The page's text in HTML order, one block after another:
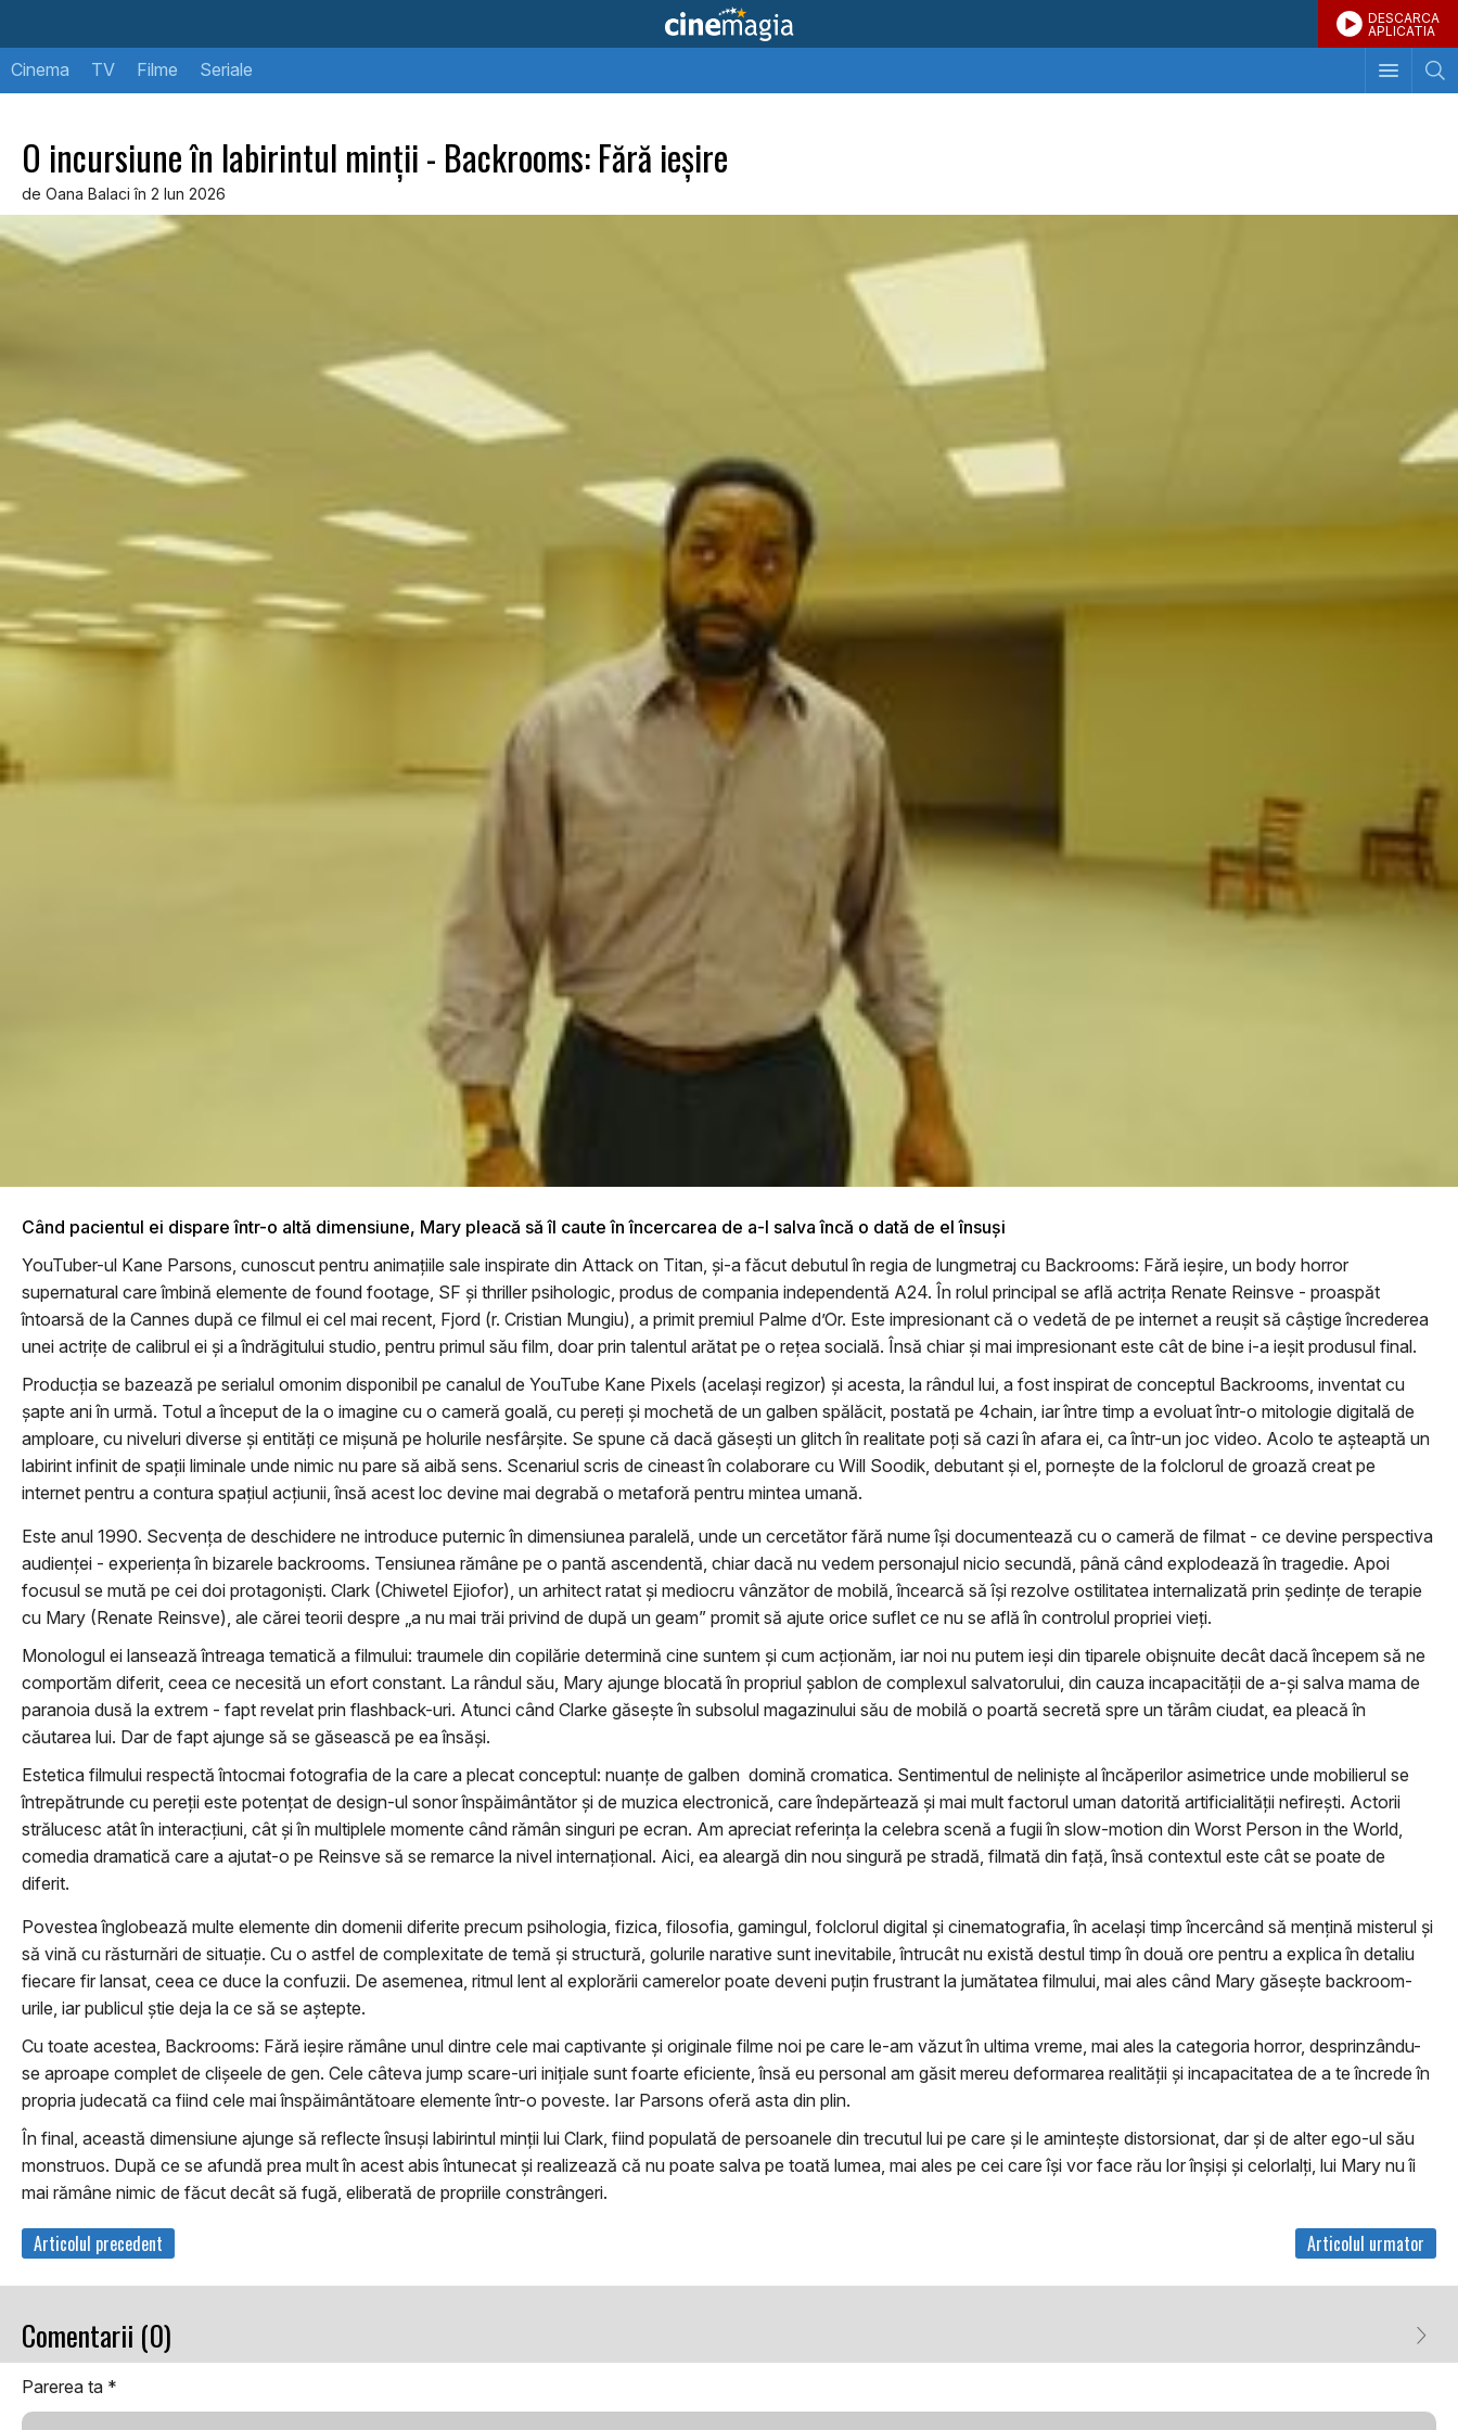
DESCARCA
APLICATIA
Cinema TV Filme Seriale
O incursiune în labirintul minții - Backrooms: Fără ieșire
de Oana Balaci în 2 Iun 2026
Când pacientul ei dispare într-o altă dimensiune, Mary pleacă să îl caute în încercarea de a-l salva încă o dată de el însuși
YouTuber-ul Kane Parsons, cunoscut pentru animațiile sale inspirate din Attack on Titan, și-a făcut debutul în regia de lungmetraj cu Backrooms: Fără ieșire, un body horror
supernatural care îmbină elemente de found footage, SF și thriller psihologic, produs de compania independentă A24. În rolul principal se află actrița Renate Reinsve - proaspăt
întoarsă de la Cannes după ce filmul ei cel mai recent, Fjord (r. Cristian Mungiu), a primit premiul Palme d’Or. Este impresionant că o vedetă de pe internet a reușit să câștige încrederea
unei actrițe de calibrul ei și a îndrăgitului studio, pentru primul său film, doar prin talentul arătat pe o rețea socială. Însă chiar și mai impresionant este cât de bine i-a ieșit produsul final.
Producția se bazează pe serialul omonim disponibil pe canalul de YouTube Kane Pixels (același regizor) și acesta, la rândul lui, a fost inspirat de conceptul Backrooms, inventat cu
șapte ani în urmă. Totul a început de la o imagine cu o cameră goală, cu pereți și mochetă de un galben spălăcit, postată pe 4chain, iar între timp a evoluat într-o mitologie digitală de
amploare, cu niveluri diverse și entități ce mișună pe holurile nesfârșite. Se spune că dacă găsești un glitch în realitate poți să cazi în afara ei, ca într-un joc video. Acolo te așteaptă un
labirint infinit de spații liminale unde nimic nu pare să aibă sens. Scenariul scris de cineast în colaborare cu Will Soodik, debutant și el, pornește de la folclorul de groază creat pe
internet pentru a contura spațiul acțiunii, însă acest loc devine mai degrabă o metaforă pentru mintea umană.
Este anul 1990. Secvența de deschidere ne introduce puternic în dimensiunea paralelă, unde un cercetător fără nume își documentează cu o cameră de filmat - ce devine perspectiva
audienței - experiența în bizarele backrooms. Tensiunea rămâne pe o pantă ascendentă, chiar dacă nu vedem personajul nicio secundă, până când explodează în tragedie. Apoi
focusul se mută pe cei doi protagoniști. Clark (Chiwetel Ejiofor), un arhitect ratat și mediocru vânzător de mobilă, încearcă să își rezolve ostilitatea internalizată prin ședințe de terapie
cu Mary (Renate Reinsve), ale cărei teorii despre „a nu mai trăi privind de după un geam” promit să ajute orice suflet ce nu se află în controlul propriei vieți.
Monologul ei lansează întreaga tematică a filmului: traumele din copilărie determină cine suntem și cum acționăm, iar noi nu putem ieși din tiparele obișnuite decât dacă începem să ne
comportăm diferit, ceea ce necesită un efort constant. La rândul său, Mary ajunge blocată în propriul șablon de complexul salvatorului, din cauza incapacității de a-și salva mama de
paranoia dusă la extrem - fapt revelat prin flashback-uri. Atunci când Clarke găsește în subsolul magazinului său de mobilă o poartă secretă spre un tărâm ciudat, ea pleacă în
căutarea lui. Dar de fapt ajunge să se găsească pe ea însăși.
Estetica filmului respectă întocmai fotografia de la care a plecat conceptul: nuanțe de galben domină cromatica. Sentimentul de neliniște al încăperilor asimetrice unde mobilierul se
întrepătrunde cu pereții este potențat de design-ul sonor înspăimântător și de muzica electronică, care îndepărtează și mai mult factorul uman datorită artificialității nefirești. Actorii
strălucesc atât în interacțiuni, cât și în multiplele momente când rămân singuri pe ecran. Am apreciat referința la celebra scenă a fugii în slow-motion din Worst Person in the World,
comedia dramatică care a ajutat-o pe Reinsve să se remarce la nivel internațional. Aici, ea aleargă din nou singură pe stradă, filmată din față, însă contextul este cât se poate de
diferit.
Povestea înglobează multe elemente din domenii diferite precum psihologia, fizica, filosofia, gamingul, folclorul digital și cinematografia, în același timp încercând să mențină misterul și
să vină cu răsturnări de situație. Cu o astfel de complexitate de temă și structură, golurile narative sunt inevitabile, întrucât nu există destul timp în două ore pentru a explica în detaliu
fiecare fir lansat, ceea ce duce la confuzii. De asemenea, ritmul lent al explorării camerelor poate deveni puțin frustrant la jumătatea filmului, mai ales când Mary găsește backroom-
urile, iar publicul știe deja la ce să se aștepte.
Cu toate acestea, Backrooms: Fără ieșire rămâne unul dintre cele mai captivante și originale filme noi pe care le-am văzut în ultima vreme, mai ales la categoria horror, desprinzându-
se aproape complet de clișeele de gen. Cele câteva jump scare-uri inițiale sunt foarte eficiente, însă eu personal am găsit mereu deformarea realității și incapacitatea de a te încrede în
propria judecată ca fiind cele mai înspăimântătoare elemente într-o poveste. Iar Parsons oferă asta din plin.
În final, această dimensiune ajunge să reflecte însuși labirintul minții lui Clark, fiind populată de persoanele din trecutul lui pe care și le amintește distorsionat, dar și de alter ego-ul său
monstruos. După ce se afundă prea mult în acest abis întunecat și realizează că nu poate salva pe toată lumea, mai ales pe cei care își vor face rău lor înşişi și celorlalți, lui Mary nu îi
mai rămâne nimic de făcut decât să fugă, eliberată de propriile constrângeri.
Articolul precedent Articolul urmator
Comentarii (0)
Parerea ta *